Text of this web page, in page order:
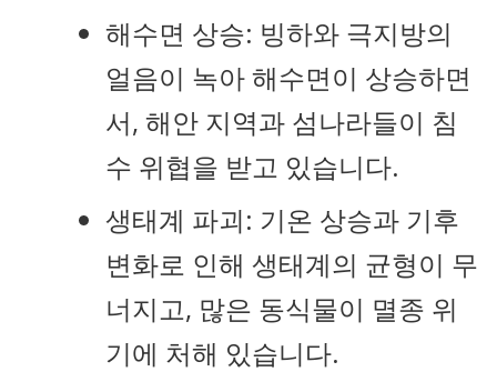
해수면 상승: 빙하와 극지방의
얼음이 녹아 해수면이 상승하면
서, 해안 지역과 섬나라들이 침
수 위협을 받고 있습니다.
생태계 파괴: 기온 상승과 기후
변화로 인해 생태계의 균형이 무
너지고, 많은 동식물이 멸종 위
기에 처해 있습니다.